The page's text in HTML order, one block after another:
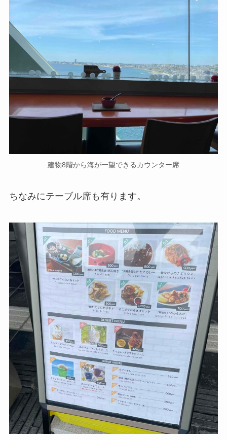
建物8階から海が一望できるカウンター席
ちなみにテーブル席も有ります。